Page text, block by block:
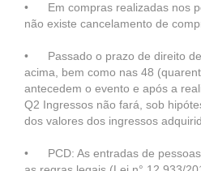
• Em compras realizadas nos
não existe cancelamento de
• Passado o prazo de direito de
acima, bem como nas 48
antecedem o evento e após a
Q2 Ingressos não fará, sob
dos valores dos ingressos
• PCD: As entradas de pessoas